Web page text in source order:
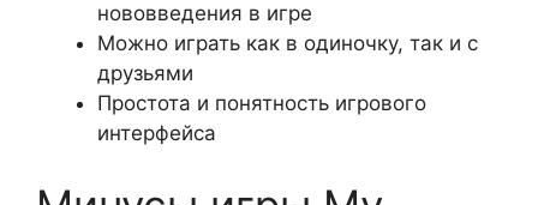
нововведения в игре
Можно играть как в одиночку, так и с
друзьями
Простота и понятность игрового
интерфейса